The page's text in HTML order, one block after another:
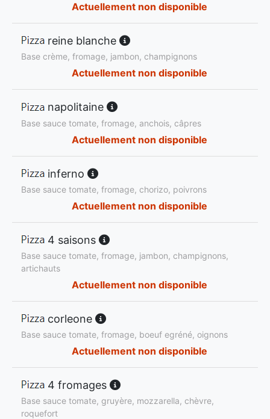
Actuellement non disponible
reine blanche
Base crème, fromage, jambon, champignons
Actuellement non disponible
napolitaine
Base sauce tomate, fromage, anchois, câpres
Actuellement non disponible
inferno
Base sauce tomate, fromage, chorizo, poivrons
Actuellement non disponible
4 saisons
Base sauce tomate, fromage, jambon, champignons,
artichauts
Actuellement non disponible
corleone
Base sauce tomate, fromage, boeuf egréné, oignons
Actuellement non disponible
4 fromages
Base sauce tomate, gruyère, mozzarella, chèvre,
roquefort